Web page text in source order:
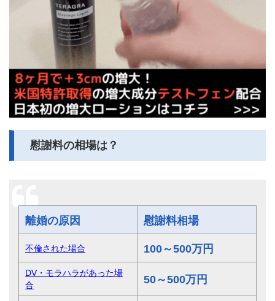
慰謝料の相場は？
離婚の原因 慰謝料相場
不倫された場合 100～500万円
DV・モラハラがあった場
合
50～500万円